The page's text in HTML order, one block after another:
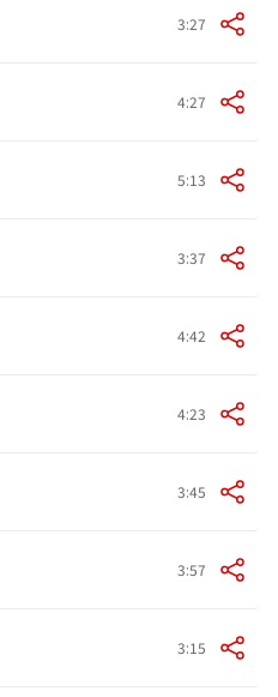
3:27
4:27
5:13
3:37
4:42
4:23
3:45
3:57
3:15